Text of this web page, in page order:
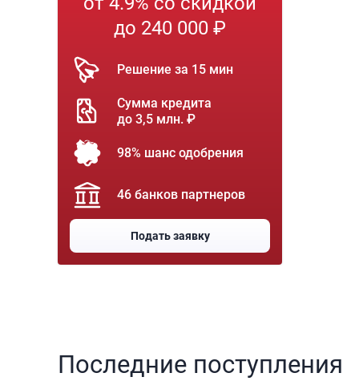
до 240 000 ₽
Решение за 15 мин
Сумма кредита
до 3,5 млн. ₽
98% шанс одобрения
46 банков партнеров
Подать заявку
Последние поступления